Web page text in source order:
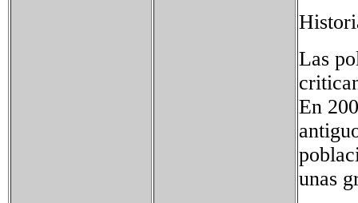
Las
En
unas